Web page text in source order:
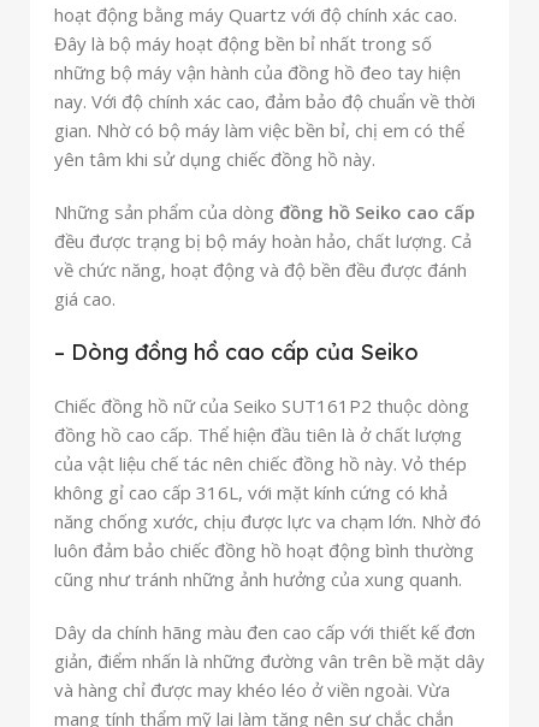
hoạt động bằng máy Quartz với độ chính xác cao.
Đây là bộ máy hoạt động bền bỉ nhất trong số
những bộ máy vận hành của đồng hồ đeo tay hiện
nay. Với độ chính xác cao, đảm bảo độ chuẩn về thời
gian. Nhờ có bộ máy làm việc bền bỉ, chị em có thể
yên tâm khi sử dụng chiếc đồng hồ này.
Những sản phẩm của dòng đồng hồ Seiko cao cấp
đều được trạng bị bộ máy hoàn hảo, chất lượng. Cả
về chức năng, hoạt động và độ bền đều được đánh
giá cao.
– Dòng đồng hồ cao cấp của Seiko
Chiếc đồng hồ nữ của Seiko SUT161P2 thuộc dòng
đồng hồ cao cấp. Thể hiện đầu tiên là ở chất lượng
của vật liệu chế tác nên chiếc đồng hồ này. Vỏ thép
không gỉ cao cấp 316L, với mặt kính cứng có khả
năng chống xước, chịu được lực va chạm lớn. Nhờ đó
luôn đảm bảo chiếc đồng hồ hoạt động bình thường
cũng như tránh những ảnh hưởng của xung quanh.
Dây da chính hãng màu đen cao cấp với thiết kế đơn
giản, điểm nhấn là những đường vân trên bề mặt dây
và hàng chỉ được may khéo léo ở viền ngoài. Vừa
mang tính thẩm mỹ lại làm tăng nên sự chắc chắn